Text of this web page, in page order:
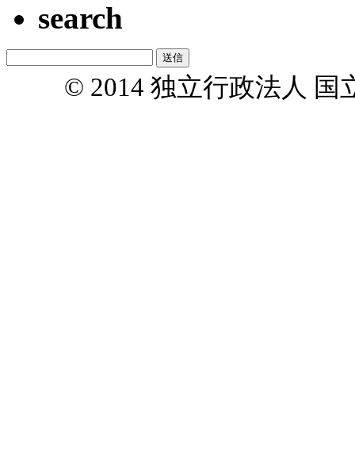
search
© 2014 独立行政法人 国